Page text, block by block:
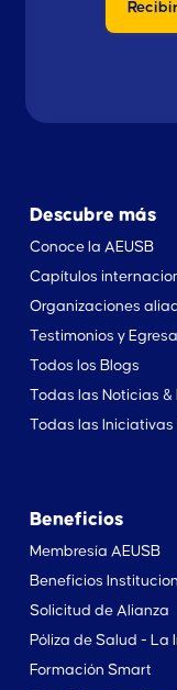
Descubre más
Conoce la AEUSB
Capítulos
Organizaciones
Testimonios y
Todos los Blogs
Todas las Noticias &
Todas las Iniciativas
Beneficios
Membresía AEUSB
Beneficios
Solicitud de Alianza
Póliza de Salud - La
Formación Smart